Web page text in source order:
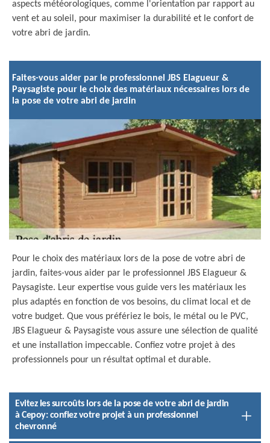
aspects météorologiques, comme l'orientation par rapport au
vent et au soleil, pour maximiser la durabilité et le confort de
votre abri de jardin.
Faites-vous aider par le professionnel JBS Elagueur &
Paysagiste pour le choix des matériaux nécessaires lors de
la pose de votre abri de jardin
Pour le choix des matériaux lors de la pose de votre abri de
jardin, faites-vous aider par le professionnel JBS Elagueur &
Paysagiste. Leur expertise vous guide vers les matériaux les
plus adaptés en fonction de vos besoins, du climat local et de
votre budget. Que vous préfériez le bois, le métal ou le PVC,
JBS Elagueur & Paysagiste vous assure une sélection de qualité
et une installation impeccable. Confiez votre projet à des
professionnels pour un résultat optimal et durable.
Evitez les surcoûts lors de la pose de votre abri de jardin
à Cepoy: confiez votre projet à un professionnel
chevronné